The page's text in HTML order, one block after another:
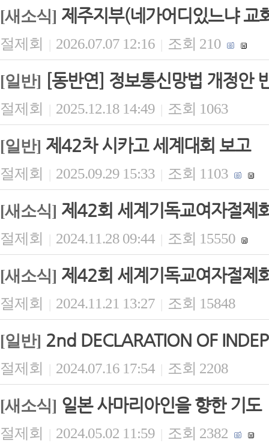
[새소식] 제주지부(네가어디있느냐 교
절제회 | 2026.07.07 12:16 | 조회 210
[일반] [동반연] 정보통신망법 개정안
절제회 | 2025.12.18 14:49 | 조회 1063
[일반] 제42차 시카고 세계대회 보고
절제회 | 2025.09.29 15:33 | 조회 1103
[새소식] 제42회 세계기독교여자절제
절제회 | 2024.11.28 09:44 | 조회 15550
[새소식] 제42회 세계기독교여자절제
절제회 | 2024.11.21 13:27 | 조회 15848
[일반] 2nd DECLARATION OF
절제회 | 2024.07.16 17:54 | 조회 2208
[새소식] 일본 사마리아인을 향한 기도
절제회 | 2024.05.02 11:59 | 조회 2382